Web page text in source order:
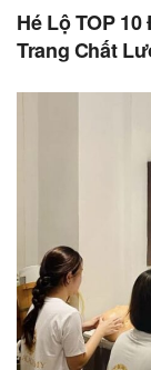
Hé Lộ TOP
Trang Chất